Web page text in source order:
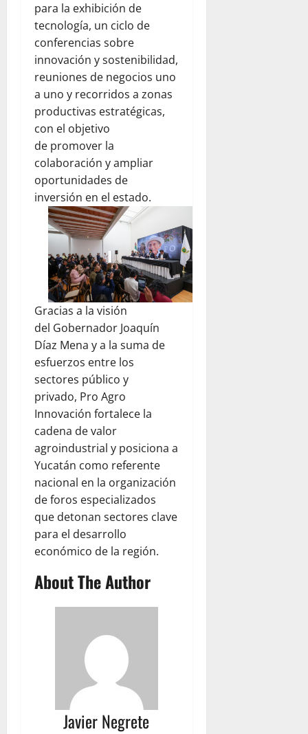
para la exhibición de
tecnología, un ciclo de
conferencias sobre
innovación y sostenibilidad,
reuniones de negocios uno
a uno y recorridos a zonas
productivas estratégicas,
con el objetivo
de promover la
colaboración y ampliar
oportunidades de
inversión en el estado.
Gracias a la visión
del Gobernador Joaquín
Díaz Mena y a la suma de
esfuerzos entre los
sectores público y
privado, Pro Agro
Innovación fortalece la
cadena de valor
agroindustrial y posiciona a
Yucatán como referente
nacional en la organización
de foros especializados
que detonan sectores clave
para el desarrollo
económico de la región.
About The Author
Javier Negrete